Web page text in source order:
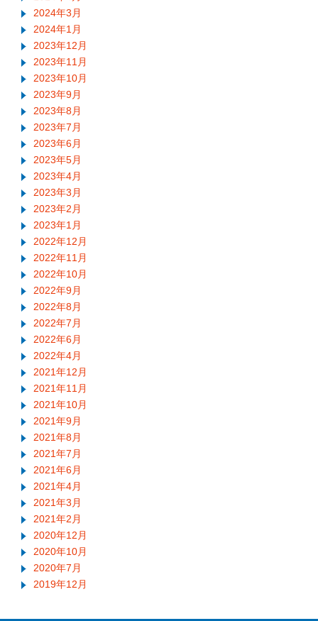
2024年3月
2024年1月
2023年12月
2023年11月
2023年10月
2023年9月
2023年8月
2023年7月
2023年6月
2023年5月
2023年4月
2023年3月
2023年2月
2023年1月
2022年12月
2022年11月
2022年10月
2022年9月
2022年8月
2022年7月
2022年6月
2022年4月
2021年12月
2021年11月
2021年10月
2021年9月
2021年8月
2021年7月
2021年6月
2021年4月
2021年3月
2021年2月
2020年12月
2020年10月
2020年7月
2019年12月